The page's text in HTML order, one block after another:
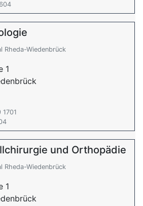
Rheda-Wiedenbrück
1
und Orthopädie
Rheda-Wiedenbrück
1